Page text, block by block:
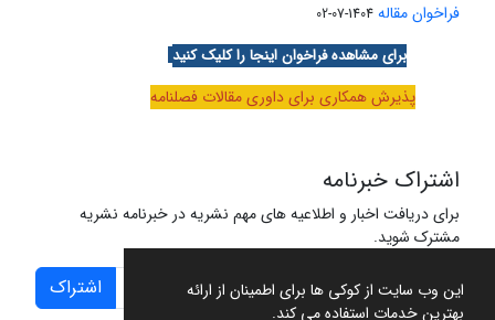
این وب سایت از کوکی ها برای اطمینان از ارائه
بهترین خدمات استفاده می کند.
فراخوان مقاله 1404-07-02
برای مشاهده فراخوان اینجا را کلیک کنید
پذیرش همکاری برای داوری مقالات فصلنامه
اشتراک خبرنامه
برای دریافت اخبار و اطلاعیه های مهم نشریه در خبرنامه نشریه
مشترک شوید.
اشتراک